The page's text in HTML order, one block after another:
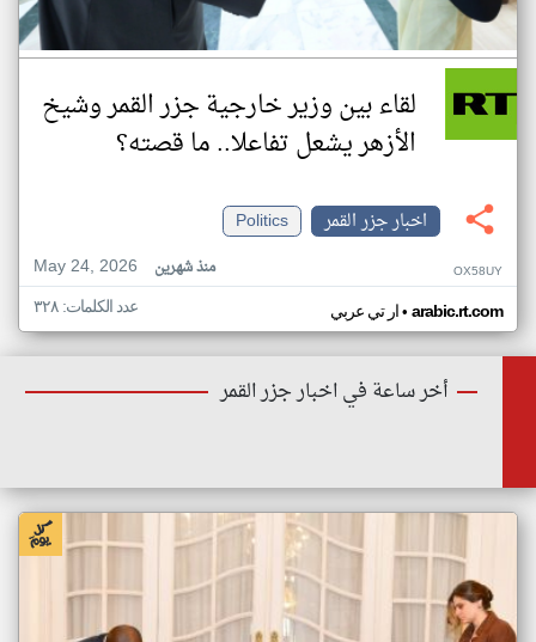
لقاء بين وزير خارجية جزر القمر وشيخ
الأزهر يشعل تفاعلا.. ما قصته؟
اخبار جزر القمر
Politics
May 24, 2026
منذ شهرين OX58UY
ار تي عربي• arabic.rt.com عدد الكلمات: ٣٢٨
أخر ساعة في اخبار جزر القمر